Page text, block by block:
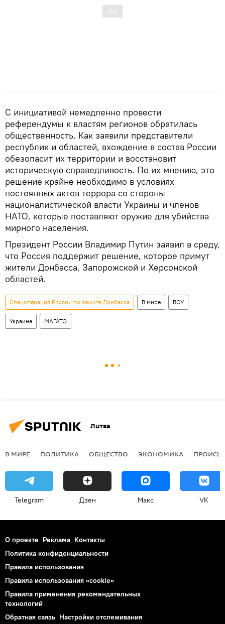
С инициативой немедленно провести
референдумы к властям регионов обратилась
общественность. Как заявили представители
республик и областей, вхождение в состав России
обезопасит их территории и восстановит
историческую справедливость. По их мнению, это
решение крайне необходимо в условиях
постоянных актов террора со стороны
националистической власти Украины и членов
НАТО, которые поставляют оружие для убийства
мирного населения.
Президент России Владимир Путин заявил в среду,
что Россия поддержит решение, которое примут
жители Донбасса, Запорожской и Херсонской
областей.
Спецоперация России по защите Донбасса В мире ВСУ
Украина МАГАТЭ
Литва
В МИРЕ ПОЛИТИКА ОБЩЕСТВО ЭКОНОМИКА
Telegram Дзен Макс VK
О проекте Реклама Контакты
Политика конфиденциальности
Правила использования
Правила использования «cookie»
Правила применения рекомендательных
технологий
Обратная связь Настройки отслеживания